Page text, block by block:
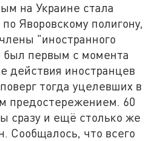
на Украине стала
Яворовскому полигону,
"иностранного
был первым с момента
действия иностранцев
тогда уцелевших в
предостережением. 60
сразу и ещё столько же
Сообщалось, что всего